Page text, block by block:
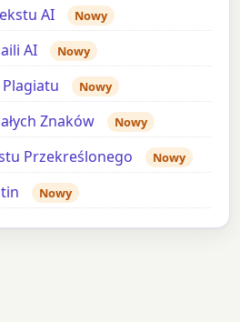
AI Nowy
AI Nowy
Nowy
Znaków Nowy
Przekreślonego Nowy
Nowy